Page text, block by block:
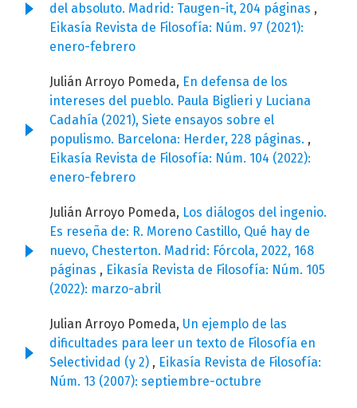
del absoluto. Madrid: Taugen-it, 204 páginas ,
Eikasía Revista de Filosofía: Núm. 97 (2021):
enero-febrero
Julián Arroyo Pomeda, En defensa de los
intereses del pueblo. Paula Biglieri y Luciana
Cadahía (2021), Siete ensayos sobre el
populismo. Barcelona: Herder, 228 páginas. ,
Eikasía Revista de Filosofía: Núm. 104 (2022):
enero-febrero
Julián Arroyo Pomeda, Los diálogos del ingenio.
Es reseña de: R. Moreno Castillo, Qué hay de
nuevo, Chesterton. Madrid: Fórcola, 2022, 168
páginas , Eikasía Revista de Filosofía: Núm. 105
(2022): marzo-abril
Julian Arroyo Pomeda, Un ejemplo de las
dificultades para leer un texto de Filosofía en
Selectividad (y 2) , Eikasía Revista de Filosofía:
Núm. 13 (2007): septiembre-octubre